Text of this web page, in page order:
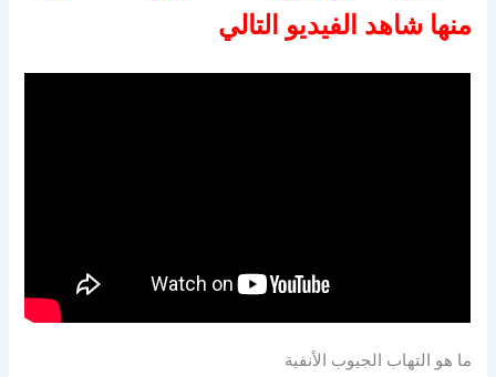
منها شاهد الفيديو التالي
ما هو التهاب الجيوب الأنفية